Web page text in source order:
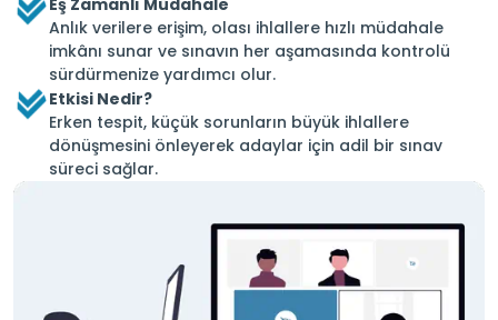
Anlık verilere erişim, olası ihlallere hızlı müdahale
imkânı sunar ve sınavın her aşamasında kontrolü
sürdürmenize yardımcı olur.
Etkisi Nedir?
Erken tespit, küçük sorunların büyük ihlallere
dönüşmesini önleyerek adaylar için adil bir sınav
süreci sağlar.